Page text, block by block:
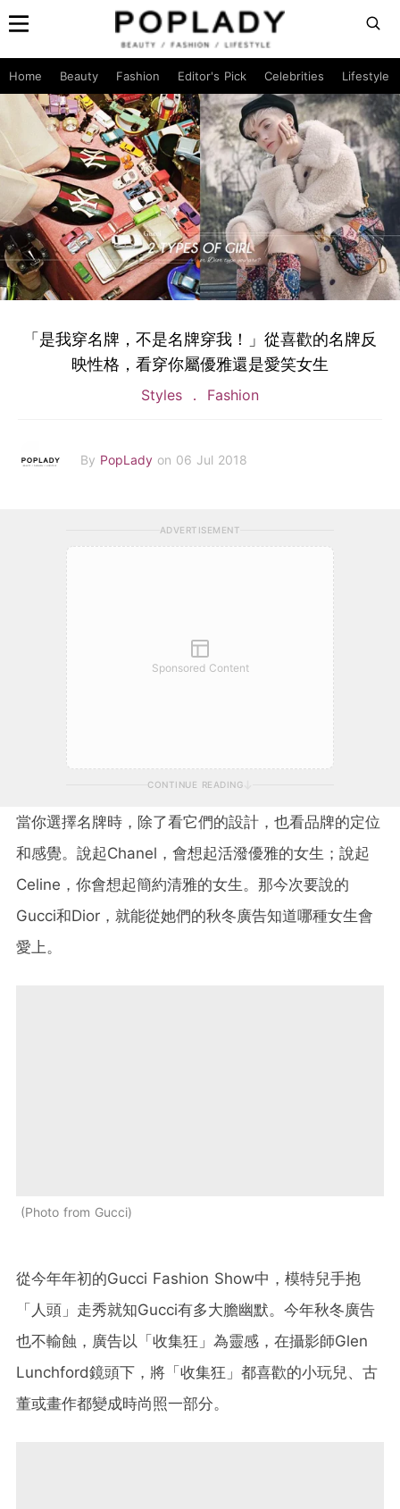
Home Beauty Fashion Editor's Pick Celebrities Lifestyle
「是我穿名牌，不是名牌穿我！」從喜歡的名牌反
映性格，看穿你屬優雅還是愛笑女生
Styles Fashion
By PopLady on 06 Jul 2018
ADVERTISEMENT
Sponsored Content
CONTINUE READING
當你選擇名牌時，除了看它們的設計，也看品牌的定位
和感覺。說起Chanel，會想起活潑優雅的女生；說起
Celine，你會想起簡約清雅的女生。那今次要說的
Gucci和Dior，就能從她們的秋冬廣告知道哪種女生會
愛上。
Photo from Gucci
從今年年初的Gucci Fashion Show中，模特兒手抱
「人頭」走秀就知Gucci有多大膽幽默。今年秋冬廣告
也不輸蝕，廣告以「收集狂」為靈感，在攝影師Glen
Lunchford鏡頭下，將「收集狂」都喜歡的小玩兒、古
董或畫作都變成時尚照一部分。